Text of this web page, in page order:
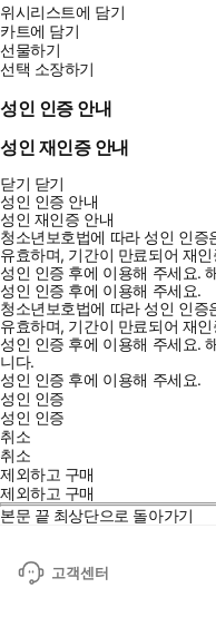
위시리스트에 담기
카트에 담기
선물하기
선택 소장하기
성인 인증 안내
성인 재인증 안내
닫기 닫기
성인 인증 안내
성인 재인증 안내
청소년보호법에 따라 성인 인증
유효하며, 기간이 만료되어 재
성인 인증 후에 이용해 주세요.
성인 인증 후에 이용해 주세요.
청소년보호법에 따라 성인 인증
유효하며, 기간이 만료되어 재
성인 인증 후에 이용해 주세요.
니다.
성인 인증 후에 이용해 주세요.
성인 인증
성인 인증
취소
취소
제외하고 구매
제외하고 구매
본문 끝 최상단으로 돌아가기
고객센터